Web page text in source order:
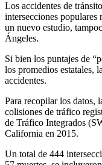
Los accidentes de
intersecciones populares
un nuevo estudio,
Ángeles.
Si bien los puntajes de
los promedios estatales,
accidentes.
Para recopilar los datos,
colisiones de tráfico
de Tráfico Integrados
California en 2015.
Un total de 444